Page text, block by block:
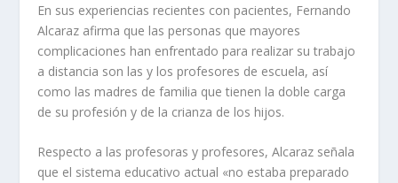
En sus experiencias recientes con pacientes, Fernando
Alcaraz afirma que las personas que mayores
complicaciones han enfrentado para realizar su trabajo
a distancia son las y los profesores de escuela, así
como las madres de familia que tienen la doble carga
de su profesión y de la crianza de los hijos.
Respecto a las profesoras y profesores, Alcaraz señala
que el sistema educativo actual «no estaba preparado